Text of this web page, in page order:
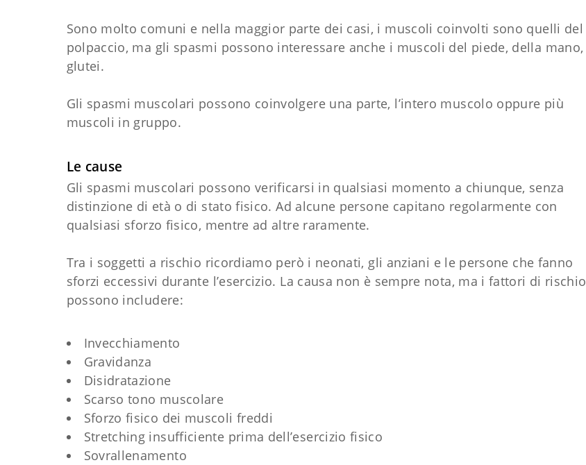
Sono molto comuni e nella maggior parte dei casi, i muscoli coinvolti sono quelli del
polpaccio, ma gli spasmi possono interessare anche i muscoli del piede, della mano,
glutei.
Gli spasmi muscolari possono coinvolgere una parte, l’intero muscolo oppure più
muscoli in gruppo.
Le cause
Gli spasmi muscolari possono verificarsi in qualsiasi momento a chiunque, senza
distinzione di età o di stato fisico. Ad alcune persone capitano regolarmente con
qualsiasi sforzo fisico, mentre ad altre raramente.
Tra i soggetti a rischio ricordiamo però i neonati, gli anziani e le persone che fanno
sforzi eccessivi durante l’esercizio. La causa non è sempre nota, ma i fattori di rischio
possono includere:
Invecchiamento
Gravidanza
Disidratazione
Scarso tono muscolare
Sforzo fisico dei muscoli freddi
Stretching insufficiente prima dell’esercizio fisico
Sovrallenamento